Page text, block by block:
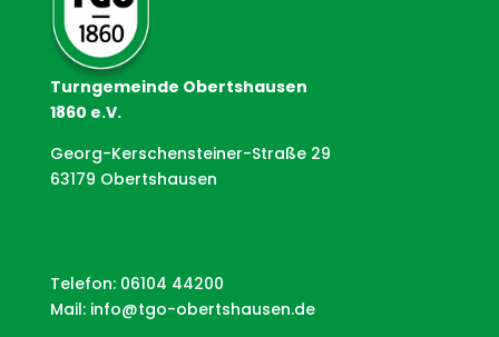
Turngemeinde Obertshausen
1860 e.V.
Georg-Kerschensteiner-Straße 29
63179 Obertshausen
Telefon: 06104 44200
Mail: info@tgo-obertshausen.de